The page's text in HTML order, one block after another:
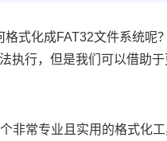
式化成FAT32文件系统呢
执行，但是我们可以借助
非常专业且实用的格式化